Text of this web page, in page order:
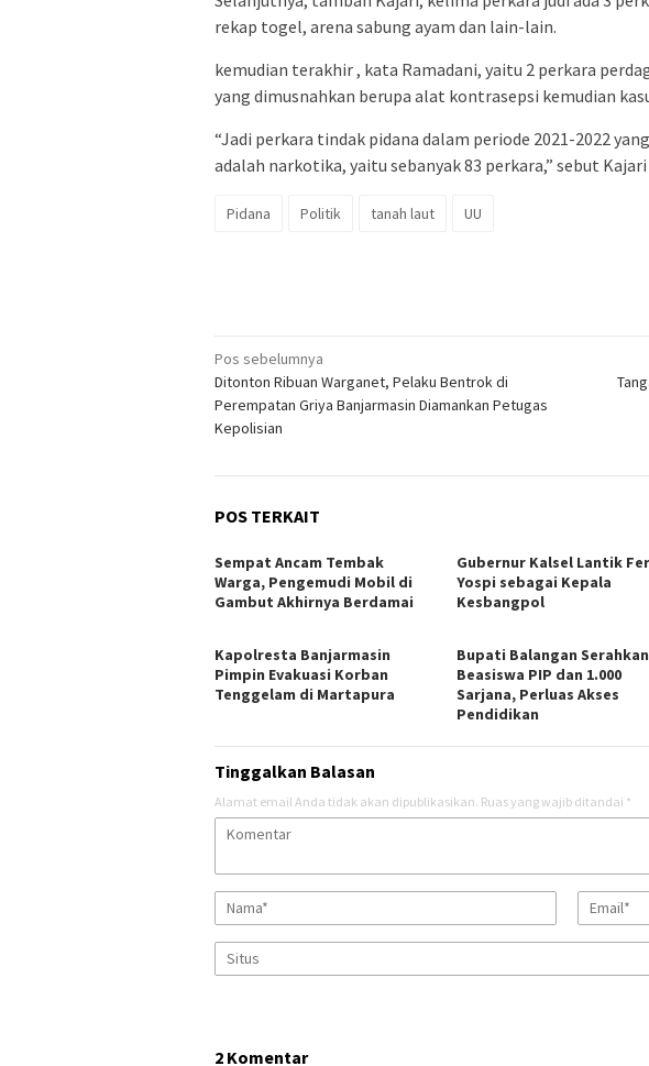
rekap togel, arena sabung ayam dan lain-lain.
kemudian terakhir , kata Ramadani, yaitu 2 perkara
yang dimusnahkan berupa alat kontrasepsi kemudian
“Jadi perkara tindak pidana dalam periode 2021-2022
adalah narkotika, yaitu sebanyak 83 perkara,” sebut
Pidana Politik tanah laut UU
Navigasi
pos
Pos sebelumnya
Ditonton Ribuan Warganet, Pelaku Bentrok di
Perempatan Griya Banjarmasin Diamankan Petugas
Kepolisian
POS TERKAIT
Sempat Ancam Tembak
Warga, Pengemudi Mobil di
Gambut Akhirnya Berdamai
Gubernur Kalsel Lantik
Yospi sebagai Kepala
Kesbangpol
Kapolresta Banjarmasin
Pimpin Evakuasi Korban
Tenggelam di Martapura
Bupati Balangan Serahkan
Beasiswa PIP dan 1.000
Sarjana, Perluas Akses
Pendidikan
Tinggalkan Balasan
Alamat email Anda tidak akan dipublikasikan. Ruas yang wajib ditandai *
2 Komentar